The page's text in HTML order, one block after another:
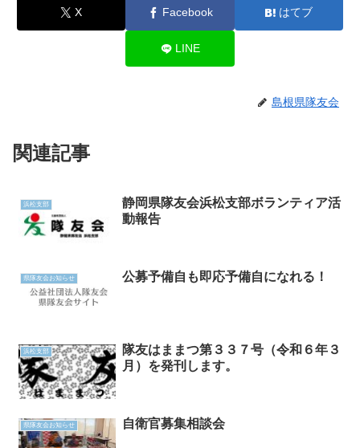
X Facebook はてブ
LINE
島根県隊友会
関連記事
浜松支部
静岡県隊友会浜松支部ボランティア活
動報告
県隊友会お知らせ 公募予備自も即応予備自になれる！
浜松支部
隊友はままつ第３３７号（令和６年３
月）を発刊します。
県隊友会お知らせ 自衛官募集相談会